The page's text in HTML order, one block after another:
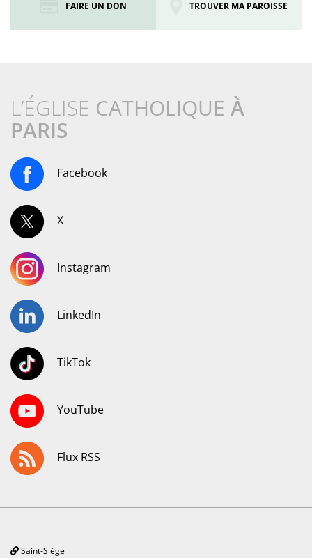
FAIRE UN DON TROUVER MA PAROISSE
L’ÉGLISE CATHOLIQUE À
PARIS
Facebook
X
Instagram
LinkedIn
TikTok
YouTube
Flux RSS
Saint-Siège